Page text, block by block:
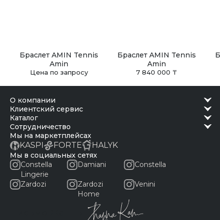
Браслет AMIN Tennis
Amin
Цена по запросу
Браслет AMIN Tennis
Amin
7 840 000 ₸
о компании
клиентский сервис
каталог
сотрудничество
Мы на маркетплейсах
KASPI FORTE HALYK
Мы в социальных сетях
Constella
Lingerie
Damiani Constella
Zardozi
Zardozi
Home
Venini